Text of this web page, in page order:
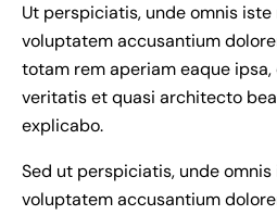
Ut perspiciatis, unde omnis
voluptatem accusantium
totam rem aperiam eaque
veritatis et quasi architecto
explicabo.
Sed ut perspiciatis, unde
voluptatem accusantium